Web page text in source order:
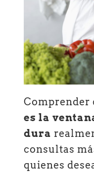
es la
dura
consultas
quienes